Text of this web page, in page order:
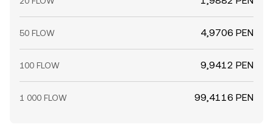
50 FLOW 4,9706 PEN
100 FLOW 9,9412 PEN
1 000 FLOW 99,4116 PEN